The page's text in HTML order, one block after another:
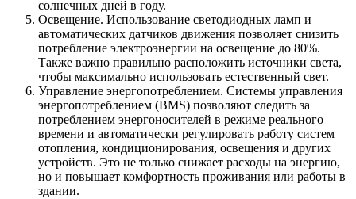
солнечных дней в году.
Освещение. Использование светодиодных ламп и
автоматических датчиков движения позволяет снизить
потребление электроэнергии на освещение до 80%.
Также важно правильно расположить источники света,
чтобы максимально использовать естественный свет.
Управление энергопотреблением. Системы управления
энергопотреблением (BMS) позволяют следить за
потреблением энергоносителей в режиме реального
времени и автоматически регулировать работу систем
отопления, кондиционирования, освещения и других
устройств. Это не только снижает расходы на энергию,
но и повышает комфортность проживания или работы в
здании.